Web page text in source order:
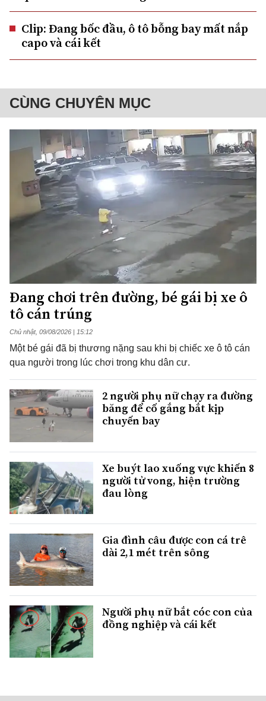
Clip: Đang bốc đầu, ô tô bỗng bay mất nắp
capo và cái kết
CÙNG CHUYÊN MỤC
Đang chơi trên đường, bé gái bị xe ô
tô cán trúng
Chủ nhật, 09/08/2026 | 15:12
Một bé gái đã bị thương nặng sau khi bị chiếc xe ô tô cán
qua người trong lúc chơi trong khu dân cư.
2 người phụ nữ chạy ra đường
băng để cố gắng bắt kịp
chuyến bay
Xe buýt lao xuống vực khiến 8
người tử vong, hiện trường
đau lòng
Gia đình câu được con cá trê
dài 2,1 mét trên sông
Người phụ nữ bắt cóc con của
đồng nghiệp và cái kết